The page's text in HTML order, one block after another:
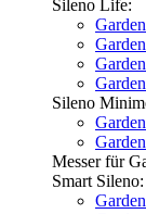
Sileno Life:
Sileno
Messer für
Smart Sileno: